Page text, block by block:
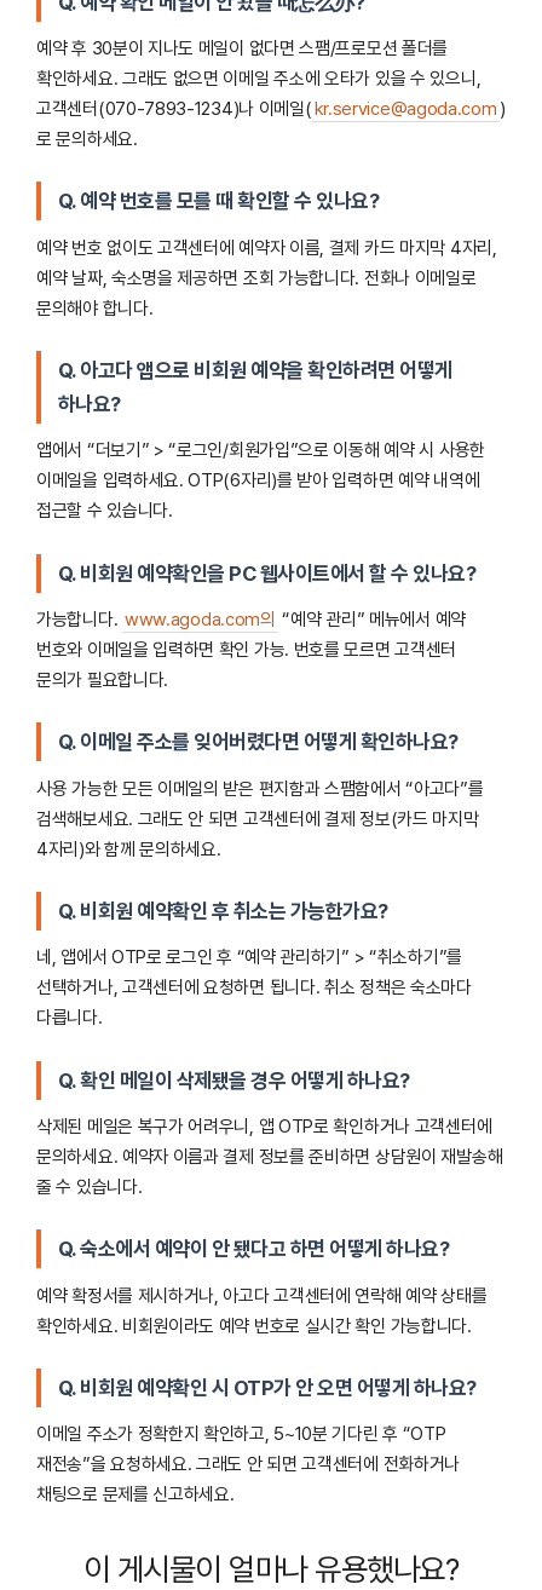
예약 후 30분이 지나도 메일이 없다면 스팸/프로모션 폴더를
확인하세요. 그래도 없으면 이메일 주소에 오타가 있을 수 있으니,
고객센터(070-7893-1234)나 이메일(kr.service@agoda.com )
로 문의하세요.
Q. 예약 번호를 모를 때 확인할 수 있나요?
예약 번호 없이도 고객센터에 예약자 이름, 결제 카드 마지막 4자리,
예약 날짜, 숙소명을 제공하면 조회 가능합니다. 전화나 이메일로
문의해야 합니다.
Q. 아고다 앱으로 비회원 예약을 확인하려면 어떻게
하나요?
앱에서 “더보기” > “로그인/회원가입”으로 이동해 예약 시 사용한
이메일을 입력하세요. OTP(6자리)를 받아 입력하면 예약 내역에
접근할 수 있습니다.
Q. 비회원 예약확인을 PC 웹사이트에서 할 수 있나요?
가능합니다. www.agoda.com의 “예약 관리” 메뉴에서 예약
번호와 이메일을 입력하면 확인 가능. 번호를 모르면 고객센터
문의가 필요합니다.
Q. 이메일 주소를 잊어버렸다면 어떻게 확인하나요?
사용 가능한 모든 이메일의 받은 편지함과 스팸함에서 “아고다”를
검색해보세요. 그래도 안 되면 고객센터에 결제 정보(카드 마지막
4자리)와 함께 문의하세요.
Q. 비회원 예약확인 후 취소는 가능한가요?
네, 앱에서 OTP로 로그인 후 “예약 관리하기” > “취소하기”를
선택하거나, 고객센터에 요청하면 됩니다. 취소 정책은 숙소마다
다릅니다.
Q. 확인 메일이 삭제됐을 경우 어떻게 하나요?
삭제된 메일은 복구가 어려우니, 앱 OTP로 확인하거나 고객센터에
문의하세요. 예약자 이름과 결제 정보를 준비하면 상담원이 재발송해
줄 수 있습니다.
Q. 숙소에서 예약이 안 됐다고 하면 어떻게 하나요?
예약 확정서를 제시하거나, 아고다 고객센터에 연락해 예약 상태를
확인하세요. 비회원이라도 예약 번호로 실시간 확인 가능합니다.
Q. 비회원 예약확인 시 OTP가 안 오면 어떻게 하나요?
이메일 주소가 정확한지 확인하고, 5~10분 기다린 후 “OTP
재전송”을 요청하세요. 그래도 안 되면 고객센터에 전화하거나
채팅으로 문제를 신고하세요.
이 게시물이 얼마나 유용했나요?